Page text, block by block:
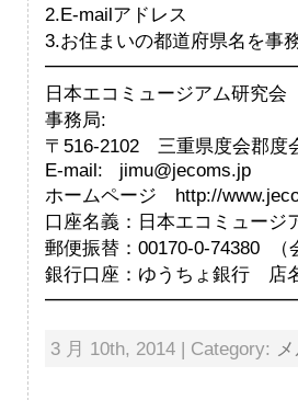
2.E-mailアドレス
3.お住まいの都道府県名を事
日本エコミュージアム研
事務局:
〒516-2102 三重県度会郡
E-mail: jimu@jecoms.jp
ホームページ http://
口座名義：日本エコミュージ
郵便振替：00170-0-74380 （
銀行口座：ゆうちょ銀行 店
3 月 10th, 2014 | Category: